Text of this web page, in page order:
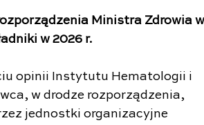
Ministra Zdrowia w
w 2026 r.
opinii Instytutu Hematologii i
w drodze rozporządzenia,
jednostki organizacyjne